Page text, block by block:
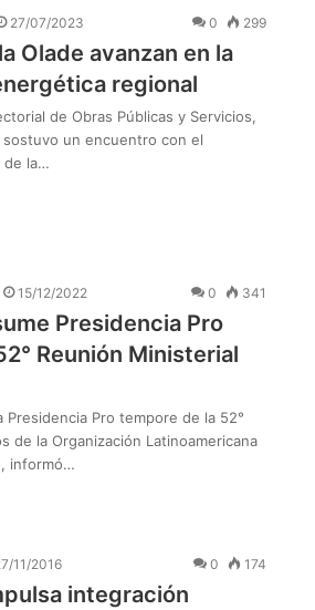
27/07/2023 0 299
Olade avanzan en la
regional
de Obras Públicas y Servicios,
un encuentro con el
de la…
15/12/2022 0 341
Presidencia Pro
Reunión Ministerial
Presidencia Pro tempore de la 52°
de la Organización Latinoamericana
informó…
11/2016 0 174
integración